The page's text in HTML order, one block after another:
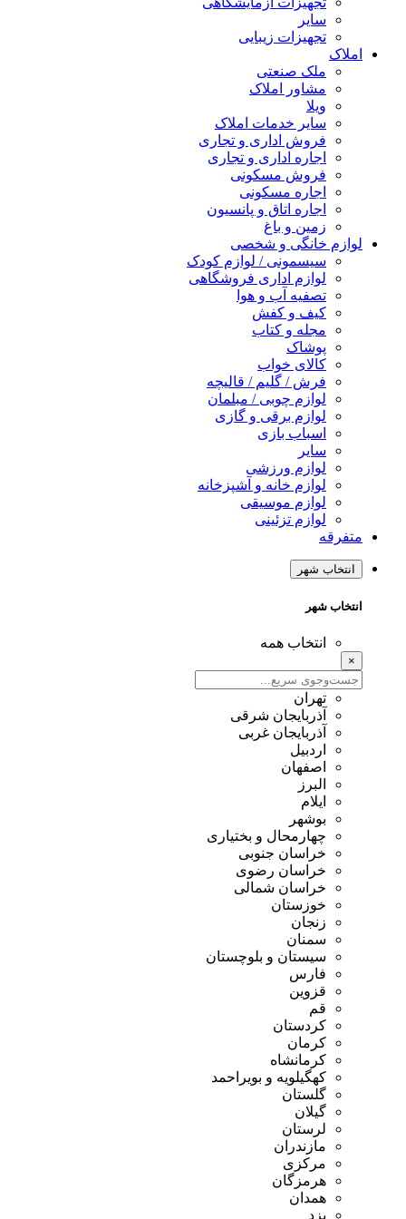
سایر
تجهیزات زیبایی
املاک
ملک صنعتی
مشاور املاک
ویلا
سایر خدمات املاک
فروش اداری و تجاری
اجاره اداری و تجاری
فروش مسکونی
اجاره مسکونی
اجاره اتاق و پانسیون
زمین و باغ
لوازم خانگی و شخصی
سیسمونی / لوازم کودک
لوازم اداری فروشگاهی
تصفیه آب و هوا
کیف و کفش
مجله و کتاب
پوشاک
کالای خواب
فرش / گلیم / قالیچه
لوازم چوبی / مبلمان
لوازم برقی و گازی
اسباب بازی
سایر
لوازم ورزشی
لوازم خانه و آشپزخانه
لوازم موسیقی
لوازم تزئینی
متفرقه
انتخاب شهر
انتخاب شهر
انتخاب همه
تهران
آذربایجان شرقی
آذربایجان غربی
اردبیل
اصفهان
البرز
ایلام
بوشهر
چهارمحال و بختیاری
خراسان جنوبی
خراسان رضوی
خراسان شمالی
خوزستان
زنجان
سمنان
سیستان و بلوچستان
فارس
قزوین
قم
کردستان
کرمان
کرمانشاه
کهگیلویه و بویراحمد
گلستان
گیلان
لرستان
مازندران
مرکزی
هرمزگان
همدان
یزد